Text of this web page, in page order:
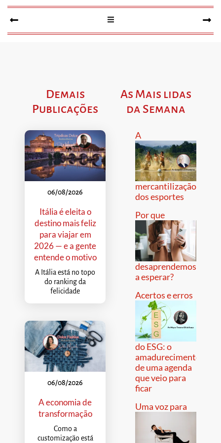
Demais
Publicações
06/08/2026
Itália é eleita o
destino mais feliz
para viajar em
2026 — e a gente
entende o motivo
A Itália está no topo
do ranking da
felicidade
06/08/2026
A economia de
transformação
Como a
customização está
As Mais lidas
da Semana
A
mercantilização
dos esportes
Por que
desaprendemos
a esperar?
Acertos e erros
do ESG: o
amadurecimento
de uma agenda
que veio para
ficar
Uma voz para